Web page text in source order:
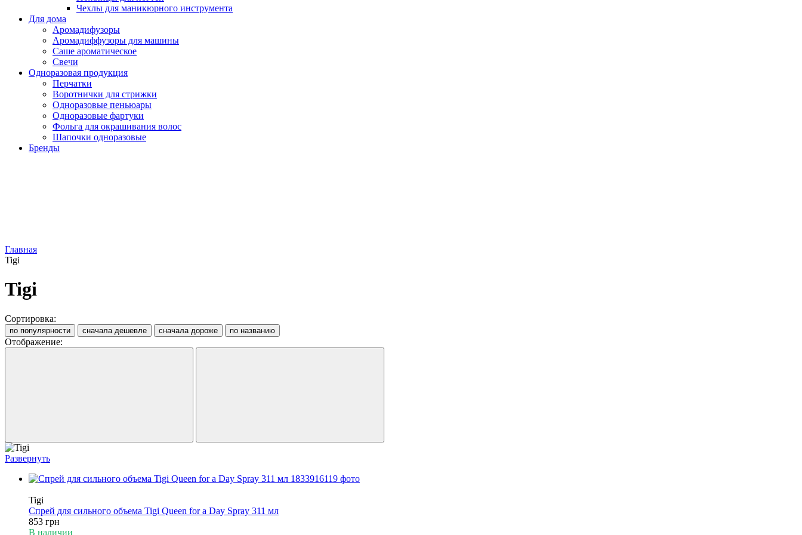
Чехлы для маникюрного инструмента
Для дома
Аромадифузоры
Аромадиффузоры для машины
Саше ароматическое
Свечи
Одноразовая продукция
Перчатки
Воротнички для стрижки
Одноразовые пеньюары
Одноразовые фартуки
Фольга для окрашивания волос
Шапочки одноразовые
Бренды
Главная
Tigi
Tigi
Сортировка:
по популярности сначала дешевле сначала дороже по названию
Отображение:
Развернуть
Tigi
Спрей для сильного объема Tigi Queen for a Day Spray 311 мл
853 грн
В наличии